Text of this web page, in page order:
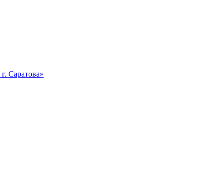
Саратова»